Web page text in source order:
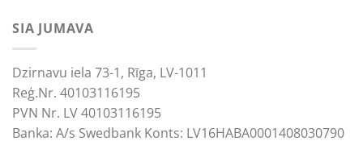
SIA JUMAVA
Dzirnavu iela 73-1, Rīga, LV-1011
Reģ.Nr. 40103116195
PVN Nr. LV 40103116195
Banka: A/s Swedbank Konts: LV16HABA0001408030790